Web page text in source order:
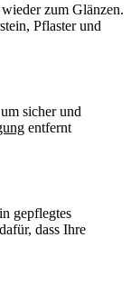
zum Glänzen.
Pflaster und
sicher und
entfernt
gepflegtes
dass Ihre